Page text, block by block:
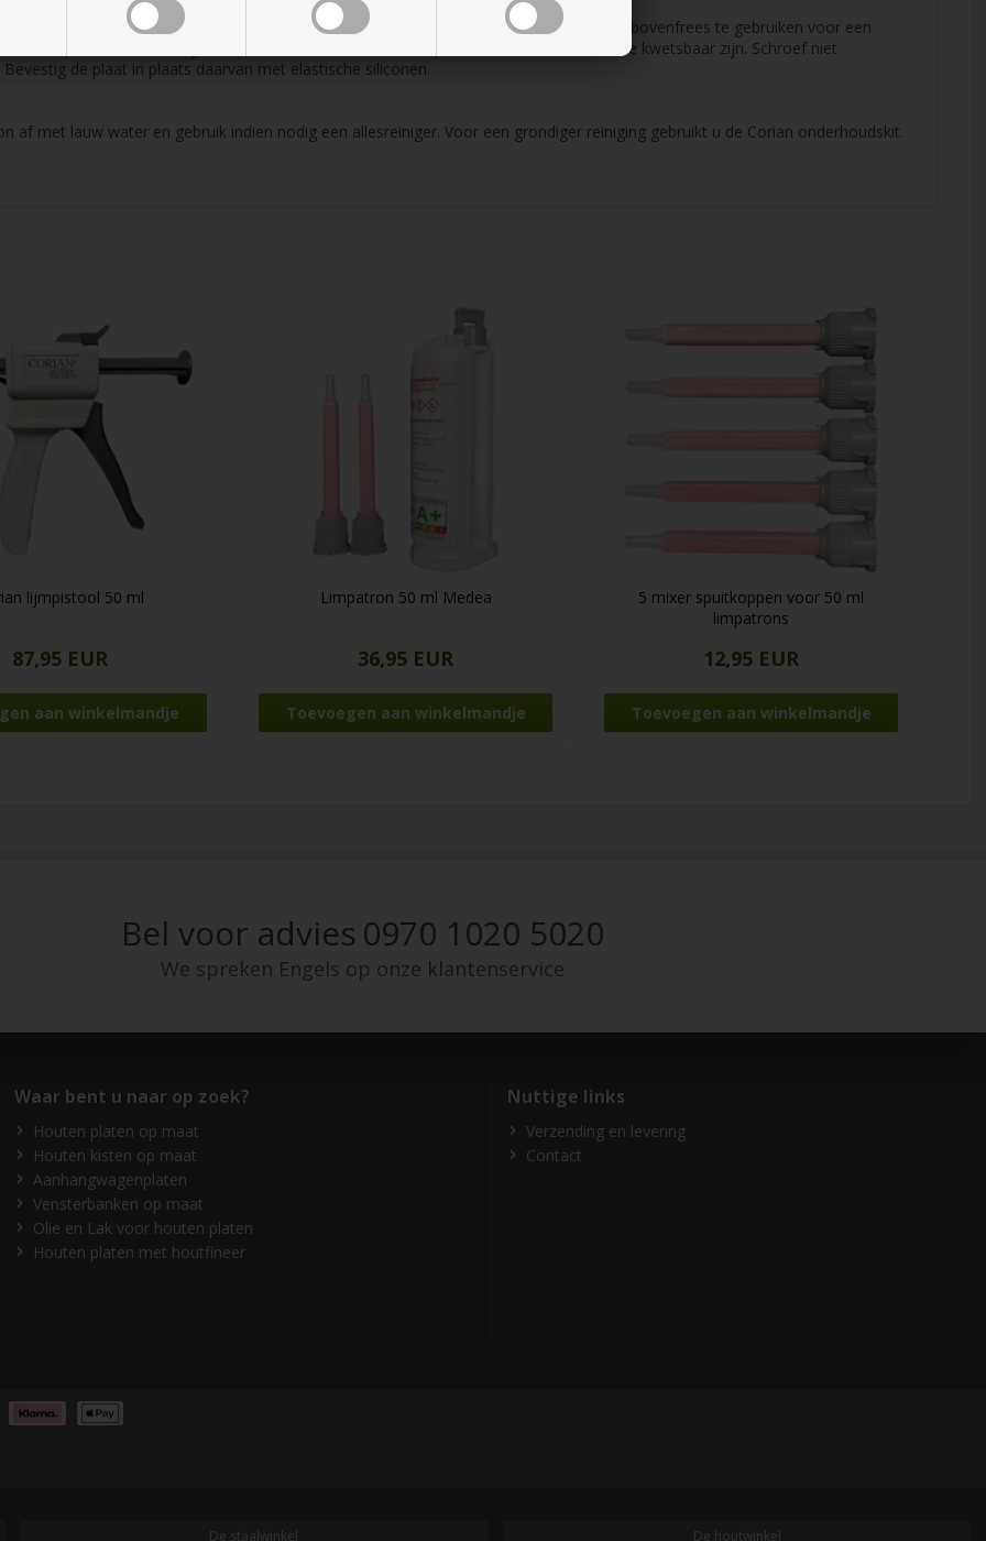
Gebruik messen met fijne tanden en hardmetalen gereedschap. Wij raden aan een bovenfrees te gebruiken voor een
rondel / excentrische slijpmachine. Denk eraan de randen te breken, anders kunnen ze kwetsbaar zijn. Schroef niet
de plaat in plaats daarvan met elastische siliconen.
af met lauw water en gebruik indien nodig een allesreiniger. Voor een grondiger reiniging gebruikt u de Corian onderhoudskit.
lijmpistool 50 ml
87,95 EUR
Limpatron 50 ml Medea
36,95 EUR
5 mixer spuitkoppen voor 50 ml
limpatrons
12,95 EUR
Bel voor advies 0970 1020 5020
We spreken Engels op onze klantenservice
Waar bent u naar op zoek?
Houten platen op maat
Houten kisten op maat
Aanhangwagenplaten
Vensterbanken op maat
Olie en Lak voor houten platen
Houten platen met houtfineer
Nuttige links
Verzending en levering
Contact
De staalwinkel De houtwinkel